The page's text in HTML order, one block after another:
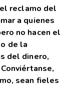
reclamo del
a quienes
no hacen el
de la
del dinero,
sean fieles